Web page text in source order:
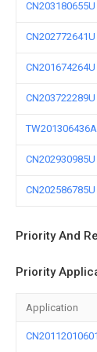
CN203180655U
CN202772641U
CN201674264U
CN203722289U
TW201306436A
CN202930985U
CN202586785U
Priority And
Priority
Application